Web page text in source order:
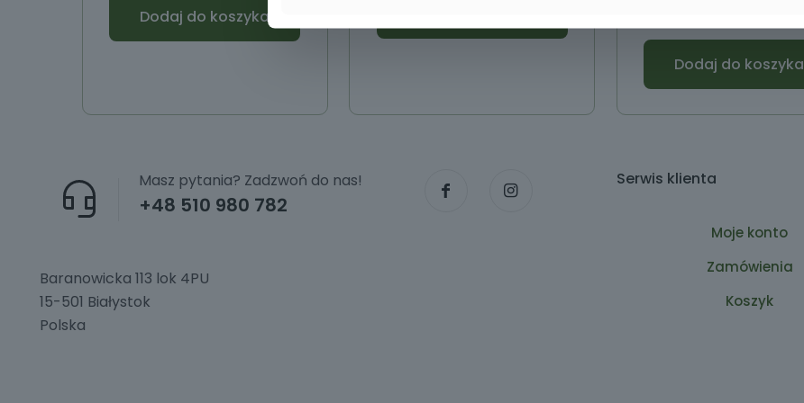
Dodaj do koszyka
Dodaj do koszyka
+48 510 980 782
Masz pytania? Zadzwoń do nas!
Baranowicka 113 lok 4PU
15-501 Białystok
Polska
Serwis klienta
Moje konto
Zamówienia
Koszyk